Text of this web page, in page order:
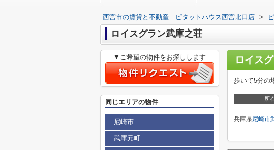
西宮市の賃貸と不動産｜ピタットハウス西宮北口店 >
ロイスグラン武庫之荘
ロイス
歩いて5分の
所
兵庫県尼崎市
▼ご希望の物件をお探しします
同じエリアの物件
尼崎市
武庫元町